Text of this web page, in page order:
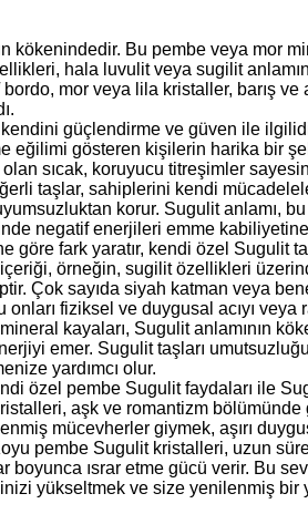
kökenindedir. Bu pembe veya mor
hala luvulit veya sugilit
mor veya lila kristaller, barış ve
güçlendirme ve güven ile
eğilimi gösteren kişilerin harika bir
olan sıcak, koruyucu titreşimler
taşlar, sahiplerini kendi
korur. Sugulit anlamı,
negatif enerjileri emme kabiliyetine
fark yaratır, kendi özel Sugulit
örneğin, sugilit özellikleri
Çok sayıda siyah katman veya
fiziksel ve duygusal acıyı veya
kayaları, Sugulit anlamının
emer. Sugulit taşları
yardımcı olur.
özel pembe Sugulit faydaları ile
aşk ve romantizm
mücevherler giymek, aşırı
pembe Sugulit kristalleri, uzun
boyunca ısrar etme gücü verir. Bu
yükseltmek ve size yenilenmiş bir